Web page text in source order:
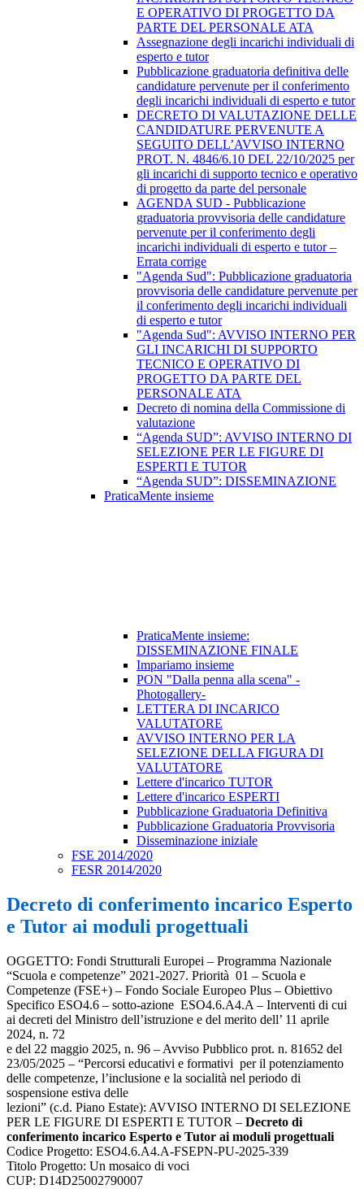
E OPERATIVO DI PROGETTO DA
PARTE DEL PERSONALE ATA
Assegnazione degli incarichi individuali di
esperto e tutor
Pubblicazione graduatoria definitiva delle
candidature pervenute per il conferimento
degli incarichi individuali di esperto e tutor
DECRETO DI VALUTAZIONE DELLE
CANDIDATURE PERVENUTE A
SEGUITO DELL’AVVISO INTERNO
PROT. N. 4846/6.10 DEL 22/10/2025 per
gli incarichi di supporto tecnico e operativo
di progetto da parte del personale
AGENDA SUD - Pubblicazione
graduatoria provvisoria delle candidature
pervenute per il conferimento degli
incarichi individuali di esperto e tutor –
Errata corrige
"Agenda Sud": Pubblicazione graduatoria
provvisoria delle candidature pervenute per
il conferimento degli incarichi individuali
di esperto e tutor
"Agenda Sud": AVVISO INTERNO PER
GLI INCARICHI DI SUPPORTO
TECNICO E OPERATIVO DI
PROGETTO DA PARTE DEL
PERSONALE ATA
Decreto di nomina della Commissione di
valutazione
“Agenda SUD”: AVVISO INTERNO DI
SELEZIONE PER LE FIGURE DI
ESPERTI E TUTOR
“Agenda SUD”: DISSEMINAZIONE
PraticaMente insieme
PraticaMente insieme:
DISSEMINAZIONE FINALE
Impariamo insieme
PON "Dalla penna alla scena" -
Photogallery-
LETTERA DI INCARICO
VALUTATORE
AVVISO INTERNO PER LA
SELEZIONE DELLA FIGURA DI
VALUTATORE
Lettere d'incarico TUTOR
Lettere d'incarico ESPERTI
Pubblicazione Graduatoria Definitiva
Pubblicazione Graduatoria Provvisoria
Disseminazione iniziale
FSE 2014/2020
FESR 2014/2020
Decreto di conferimento incarico Esperto
e Tutor ai moduli progettuali
OGGETTO: Fondi Strutturali Europei – Programma Nazionale
“Scuola e competenze” 2021-2027. Priorità 01 – Scuola e
Competenze (FSE+) – Fondo Sociale Europeo Plus – Obiettivo
Specifico ESO4.6 – sotto-azione ESO4.6.A4.A – Interventi di cui
ai decreti del Ministro dell’istruzione e del merito dell’ 11 aprile
2024, n. 72
e del 22 maggio 2025, n. 96 – Avviso Pubblico prot. n. 81652 del
23/05/2025 – “Percorsi educativi e formativi per il potenziamento
delle competenze, l’inclusione e la socialità nel periodo di
sospensione estiva delle
lezioni” (c.d. Piano Estate): AVVISO INTERNO DI SELEZIONE
PER LE FIGURE DI ESPERTI E TUTOR – Decreto di
conferimento incarico Esperto e Tutor ai moduli progettuali
Codice Progetto: ESO4.6.A4.A-FSEPN-PU-2025-339
Titolo Progetto: Un mosaico di voci
CUP: D14D25002790007